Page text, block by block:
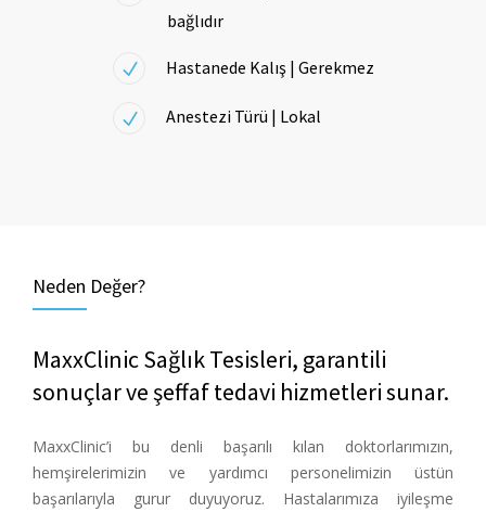
bağlıdır
Hastanede Kalış | Gerekmez
Anestezi Türü | Lokal
Neden Değer?
MaxxClinic Sağlık Tesisleri, garantili
sonuçlar ve şeffaf tedavi hizmetleri sunar.
MaxxClinic’i bu denli başarılı kılan doktorlarımızın,
hemşirelerimizin ve yardımcı personelimizin üstün
başarılarıyla gurur duyuyoruz. Hastalarımıza iyileşme